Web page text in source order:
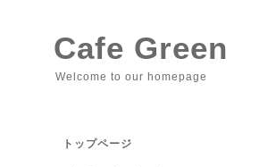
Cafe Green
Welcome to our homepage
トップページ